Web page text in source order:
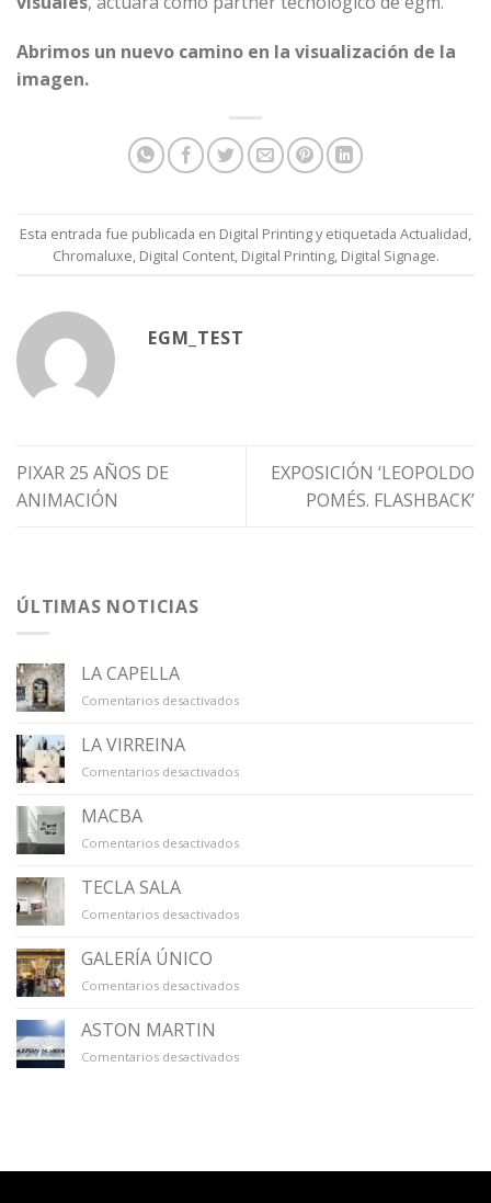
Abrimos un nuevo camino en la visualización de la
imagen.
Esta entrada fue publicada en Digital Printingy etiquetada Actualidad,
Chromaluxe, Digital Content, Digital Printing, Digital Signage.
EGM_TEST
PIXAR 25 AÑOS DE
ANIMACIÓN
EXPOSICIÓN ‘LEOPOLDO
POMÉS. FLASHBACK’
ÚLTIMAS NOTICIAS
LA CAPELLA
Comentarios desactivadosen
LA VIRREINA
Comentarios desactivadosen
MACBA
Comentarios desactivadosen
TECLA SALA
Comentarios desactivadosen
GALERÍA ÚNICO
Comentarios desactivadosen
ASTON MARTIN
Comentarios desactivadosen